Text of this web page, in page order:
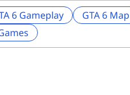
6 Gameplay
GTA 6 Map